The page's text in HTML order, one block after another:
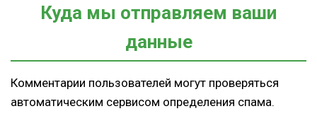
Куда мы отправляем ваши
данные
Комментарии пользователей могут проверяться
автоматическим сервисом определения спама.